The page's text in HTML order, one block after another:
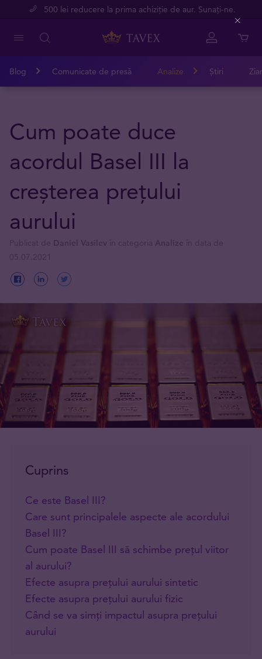
500 lei reducere la prima achiziție de aur. Sunați-ne.
Blog Comunicate de presă Analize Știri
Cum poate duce
acordul Basel III la
creșterea prețului
aurului
Cuprins
Ce este Basel III?
Care sunt principalele aspecte ale acordului
Basel III?
Cum poate Basel III să schimbe prețul viitor
al aurului?
Efecte asupra prețului aurului sintetic
Efecte asupra prețului aurului fizic
Când se va simți impactul asupra prețului
aurului
Close